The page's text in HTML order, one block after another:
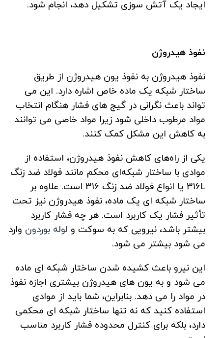
ایجاد یک آتش سوزی تشکیل دهد، انجام شود.
نفوذ هیدروژن
نفوذ هیدروژن به نفوذ یون هیدروژن از طریق
ساختار شبکه یک ماده خاص اشاره دارد. این می
تواند باعث نگرانی در گیج های فشار هنگام انتخاب
مواد مرطوب داخلی شود زیرا مواد خاصی می توانند
به کاهش این مشکل کمک کنند.
یکی از راه‌های کاهش نفوذ هیدروژن، استفاده از
موادی با ساختار شبکه‌ای محکم مانند فولاد ضد زنگ
316L یا انواع فولاد ضد زنگ 316 است. علاوه بر
ساختار شبکه ای یک ماده، نفوذ هیدروژن نیز تحت
تأثیر فشار یک کاربرد است. هر چه فشار کاربرد
بیشتر باشد، نیرویی که به سوکت و لوله بوردون وارد
می شود بیشتر می شود.
این نیرو باعث کشیده شدن ساختار شبکه ای ماده
می شود و به یون های هیدروژن بیشتری اجازه نفوذ
در مواد را می دهد. بنابراین، شما باید از موادی
استفاده کنید که نه تنها ساختار شبکه ای محکمی
دارد، بلکه برای کنترل محدوده فشار کاربرد مناسب